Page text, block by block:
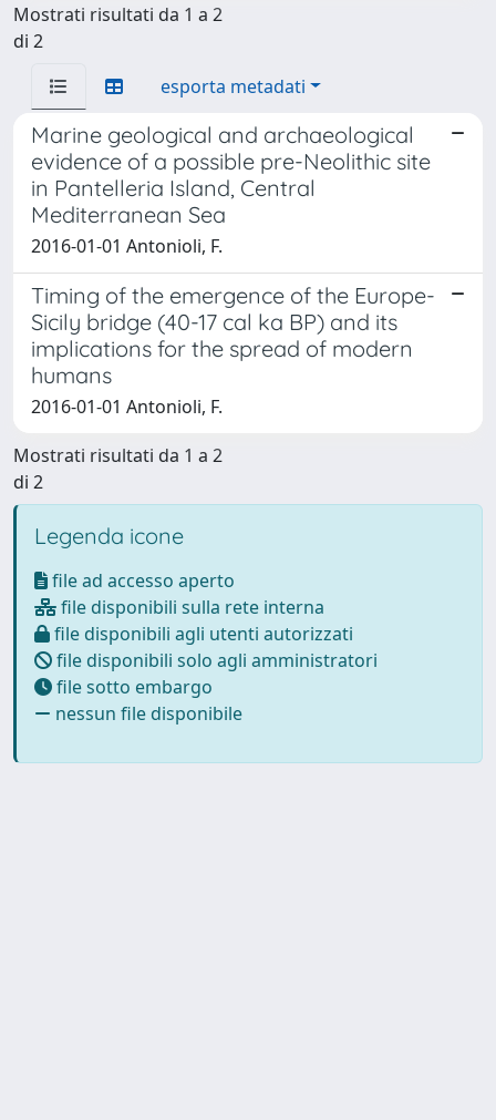
Mostrati risultati da 1 a 2
di 2
esporta metadati
Marine geological and archaeological
evidence of a possible pre-Neolithic site
in Pantelleria Island, Central
Mediterranean Sea
2016-01-01 Antonioli, F.
Timing of the emergence of the Europe-
Sicily bridge (40-17 cal ka BP) and its
implications for the spread of modern
humans
2016-01-01 Antonioli, F.
Mostrati risultati da 1 a 2
di 2
Legenda icone
file ad accesso aperto
file disponibili sulla rete interna
file disponibili agli utenti autorizzati
file disponibili solo agli amministratori
file sotto embargo
nessun file disponibile